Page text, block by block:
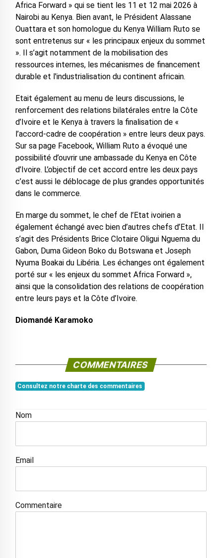
Africa Forward » qui se tient les 11 et 12 mai 2026 à
Nairobi au Kenya. Bien avant, le Président Alassane
Ouattara et son homologue du Kenya William Ruto se
sont entretenus sur « les principaux enjeux du sommet
». Il s’agit notamment de la mobilisation des
ressources internes, les mécanismes de financement
durable et l'industrialisation du continent africain.
Etait également au menu de leurs discussions, le
renforcement des relations bilatérales entre la Côte
d’Ivoire et le Kenya à travers la finalisation de «
l’accord-cadre de coopération » entre leurs deux pays.
Sur sa page Facebook, William Ruto a évoqué une
possibilité d’ouvrir une ambassade du Kenya en Côte
d’Ivoire. L’objectif de cet accord entre les deux pays
c’est aussi le déblocage de plus grandes opportunités
dans le commerce.
En marge du sommet, le chef de l’Etat ivoirien a
également échangé avec bien d’autres chefs d’Etat. Il
s’agit des Présidents Brice Clotaire Oligui Nguema du
Gabon, Duma Gideon Boko du Botswana et Joseph
Nyuma Boakai du Libéria. Les échanges ont également
porté sur « les enjeux du sommet Africa Forward »,
ainsi que la consolidation des relations de coopération
entre leurs pays et la Côte d’Ivoire.
Diomandé Karamoko
COMMENTAIRES
Consultez notre charte des commentaires
Nom
Email
Commentaire